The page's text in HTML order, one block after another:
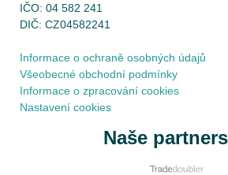
IČO: 04 582 241
DIČ: CZ04582241
Informace o ochraně osobných údajů
Všeobecné obchodní podmínky
Informace o zpracování cookies
Nastavení cookies
Naše